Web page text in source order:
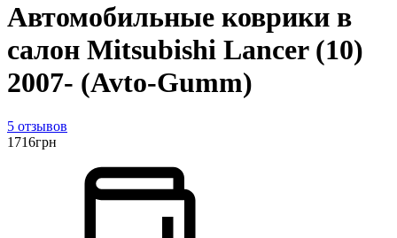
Автомобильные коврики в
салон Mitsubishi Lancer (10)
2007- (Avto-Gumm)
5 отзывов
1716грн